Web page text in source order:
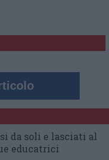
da soli e lasciati al
educatrici